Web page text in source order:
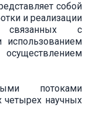
собой
и реализации
с
потоками
четырех научных